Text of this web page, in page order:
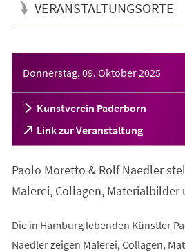
VERANSTALTUNGSORTE
Donnerstag, 09. Oktober 2025
Kunstverein Paderborn
Link zur Veranstaltung
(Öffnet
in
neuen
Tab)
Paolo Moretto & Rolf Naedler
Malerei, Collagen, Materialbilder
Die in Hamburg lebenden Künstler
Naedler zeigen Malerei, Collagen,